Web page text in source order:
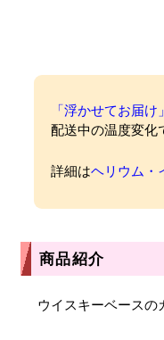
「浮かせてお届
配送中の温度変化
詳細はヘリウム・
商品紹介
ウイスキーベースの